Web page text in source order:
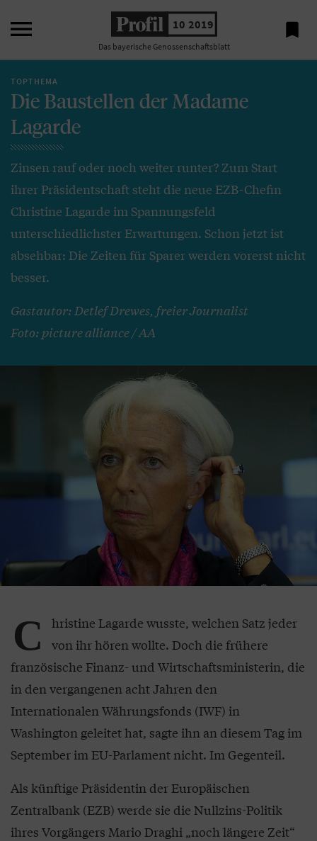
 10 2019
Das bayerische Genossenschaftsblatt

TOPTHEMA
Die Baustellen der Madame
Lagarde
Zinsen rauf oder noch weiter runter? Zum Start
ihrer Präsidentschaft steht die neue EZB-Chefin
Christine Lagarde im Spannungsfeld
unterschiedlichster Erwartungen. Schon jetzt ist
absehbar: Die Zeiten für Sparer werden vorerst nicht
besser.
Gastautor: Detlef Drewes, freier Journalist
Foto: picture alliance / AA
C
hristine Lagarde wusste, welchen Satz jeder
von ihr hören wollte. Doch die frühere
französische Finanz- und Wirtschaftsministerin, die
in den vergangenen acht Jahren den
Internationalen Währungsfonds (IWF) in
Washington geleitet hat, sagte ihn an diesem Tag im
September im EU-Parlament nicht. Im Gegenteil.
Als künftige Präsidentin der Europäischen
Zentralbank (EZB) werde sie die Nullzins-Politik
ihres Vorgängers Mario Draghi „noch längere Zeit“